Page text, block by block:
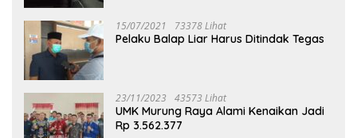
15/07/2021 73378 Lihat
Pelaku Balap Liar Harus Ditindak Tegas
23/11/2023 43573 Lihat
UMK Murung Raya Alami Kenaikan Jadi
Rp 3.562.377